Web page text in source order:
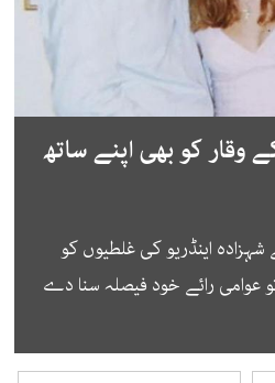
وقار کو بھی اپنے ساتھ
اینڈریو کی غلطیوں کو
عوامی رائے خود فیصلہ سنا دے